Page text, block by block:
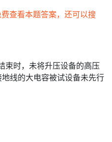
查看本题答案，还可以搜
束时，未将升压设备的高压
线的大电容被试设备未先行